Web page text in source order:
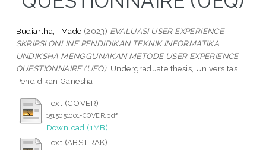
Budiartha, I Made (2023) EVALUASI USER EXPERIENCE
SKRIPSI ONLINE PENDIDIKAN TEKNIK INFORMATIKA
UNDIKSHA MENGGUNAKAN METODE USER EXPERIENCE
QUESTIONNAIRE (UEQ). Undergraduate thesis, Universitas
Pendidikan Ganesha.
Text (COVER)
1515051001-COVER.pdf
Download (1MB)
Text (ABSTRAK)